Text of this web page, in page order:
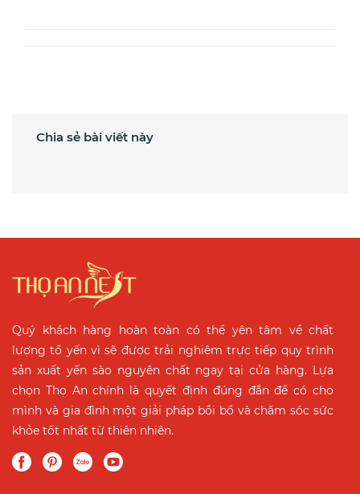
Chia sẻ bài viết này
Quý khách hàng hoàn toàn có thể yên tâm về chất
lượng tổ yến vì sẽ được trải nghiệm trực tiếp quy trình
sản xuất yến sào nguyên chất ngay tại cửa hàng. Lựa
chọn Thọ An chính là quyết định đúng đắn để có cho
mình và gia đình một giải pháp bồi bổ và chăm sóc sức
khỏe tốt nhất từ thiên nhiên.